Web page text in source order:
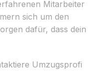
Mitarbeiter
sich um den
dafür, dass dein
Umzugsprofi